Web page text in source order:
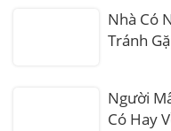
Nhà Có
Tránh
Người
Có Hay